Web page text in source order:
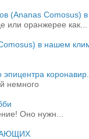
(Ananas Comosus)
или оранжерее как...
в нашем
немного
Оно нужн...